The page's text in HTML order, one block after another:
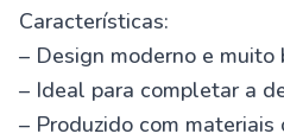
Características:
– Design moderno e muito
– Ideal para completar a
– Produzido com